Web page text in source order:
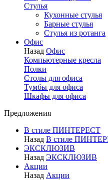
Стулья
Кухонные стулья
Барные стулья
Стулья из ротанга
Офис
Назад Офис
Компьютерные кресла
Полки
Столы для офиса
Тумбы для офиса
Шкафы для офиса
Предложения
В стиле ПИНТЕРЕСТ
Назад В стиле
ЭКСКЛЮЗИВ
Назад ЭКСКЛЮЗИВ
Акции
Назад Акции